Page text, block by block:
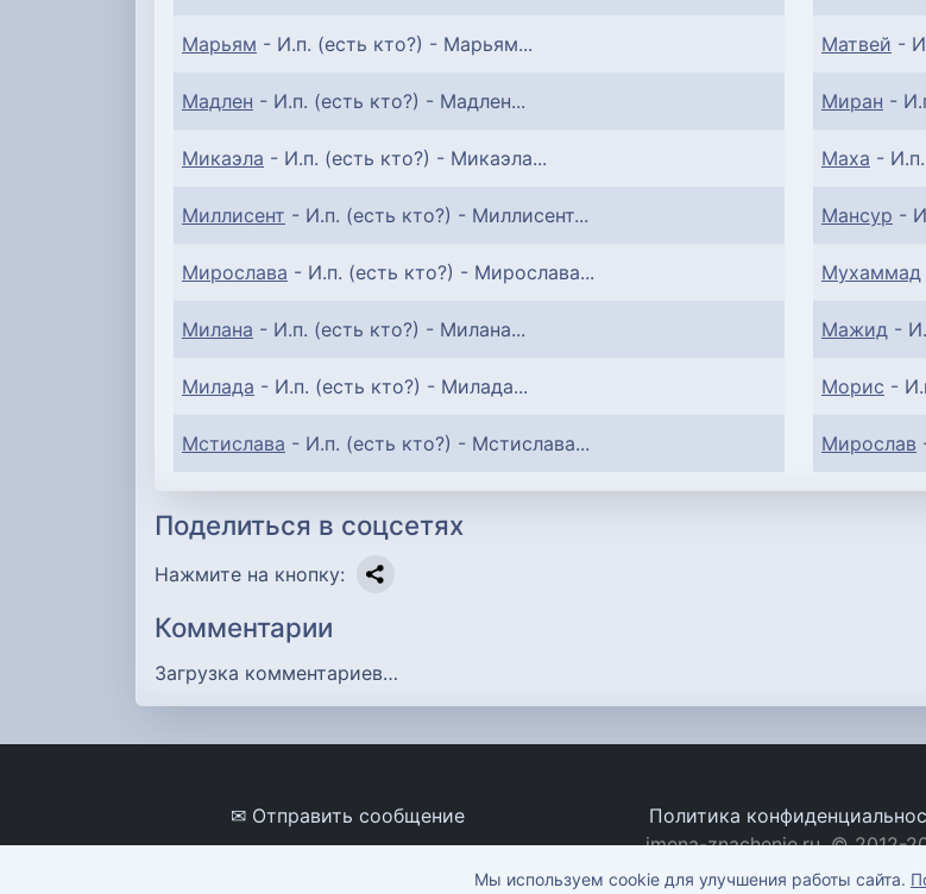
Марьям - И.п. (есть кто?) - Марьям...
Мадлен - И.п. (есть кто?) - Мадлен...
Микаэла - И.п. (есть кто?) - Микаэла...
Миллисент - И.п. (есть кто?) - Миллисент...
Мирослава - И.п. (есть кто?) - Мирослава...
Милана - И.п. (есть кто?) - Милана...
Милада - И.п. (есть кто?) - Милада...
Мстислава - И.п. (есть кто?) - Мстислава...
Матвей -
Миран -
Маха -
Мансур -
Мухаммад
Мажид -
Морис -
Мирослав
Поделиться в соцсетях
Нажмите на кнопку:
Комментарии
Загрузка комментариев…
✉ Отправить сообщение
Политика
imena-znachenie.ru, © 2012-
Мы используем cookie для улучшения работы сайта.